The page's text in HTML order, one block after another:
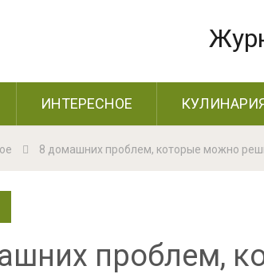
ИНТЕРЕСНОЕ
8 домашних проблем, которые можно
проблем,